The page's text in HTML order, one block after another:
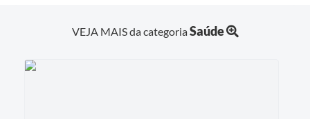
VEJA MAIS da categoriaSaúde